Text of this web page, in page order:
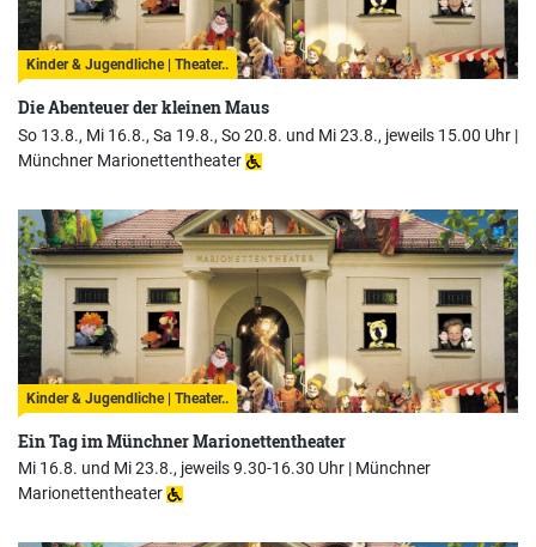
Kinder & Jugendliche | Theater..
Die Abenteuer der kleinen Maus
So 13.8., Mi 16.8., Sa 19.8., So 20.8. und Mi 23.8., jeweils 15.00 Uhr |
Münchner Marionettentheater
Kinder & Jugendliche | Theater..
Ein Tag im Münchner Marionettentheater
Mi 16.8. und Mi 23.8., jeweils 9.30-16.30 Uhr | Münchner
Marionettentheater